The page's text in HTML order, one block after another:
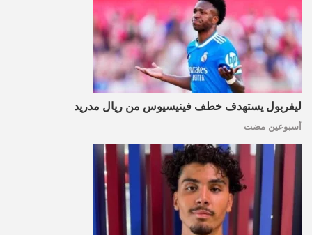
ليفربول يستهدف خطف فينيسيوس من ريال مدريد
أسبوعين مضت